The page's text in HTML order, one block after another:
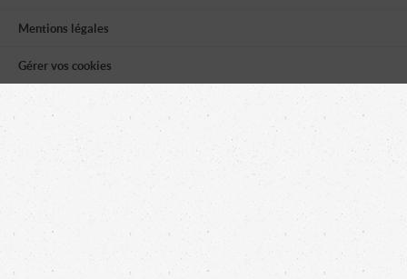
Mentions légales
Gérer vos cookies